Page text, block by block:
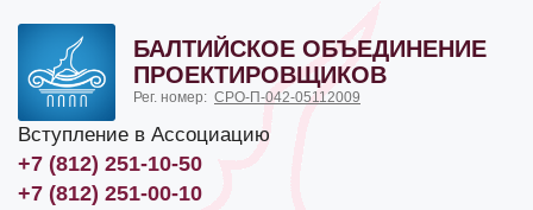
БАЛТИЙСКОЕ ОБЪЕДИНЕНИЕ
ПРОЕКТИРОВЩИКОВ
Рег. номер: СРО-П-042-05112009
Вступление в Ассоциацию
+7 (812) 251-10-50
+7 (812) 251-00-10